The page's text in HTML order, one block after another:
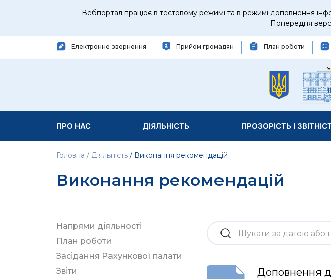
Вебпортал працює в тестовому режимі та в режимі доповнення
Попередня
Електронне звернення Прийом громадян План роботи
ПРО НАС ДІЯЛЬНІСТЬ ПРОЗОРІСТЬ І
Головна Діяльність Виконання рекомендацій
Виконання рекомендацій
Напрями діяльності
План роботи
Засідання Рахункової палати
Звіти
Доповнення